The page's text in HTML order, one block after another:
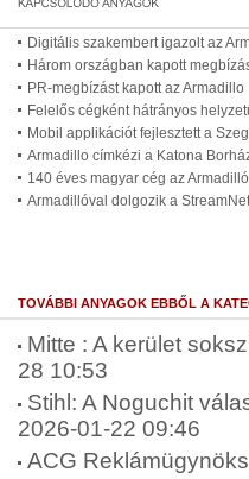
Digitális szakembert igazolt az
Három országban kapott
PR-megbízást kapott az Armadillo
Felelős cégként hátrányos
Mobil applikációt fejlesztett a
Armadillo címkézi a Katona
140 éves magyar cég az
Armadillóval dolgozik a StreamNet
TOVÁBBI ANYAGOK EBBŐL A
Mitte : A kerület
28 10:53
Stihl: A Noguchit
2026-01-22 09:46
ACG